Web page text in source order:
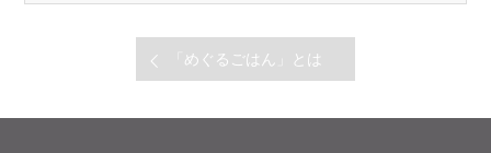
「めぐるごはん」とは